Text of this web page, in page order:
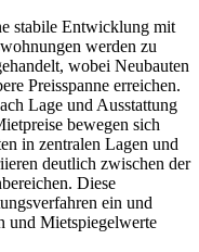
stabile Entwicklung mit
werden zu
wobei Neubauten
Preisspanne erreichen.
Lage und Ausstattung
bewegen sich
in zentralen Lagen und
deutlich zwischen der
Diese
ein und
und Mietspiegelwerte